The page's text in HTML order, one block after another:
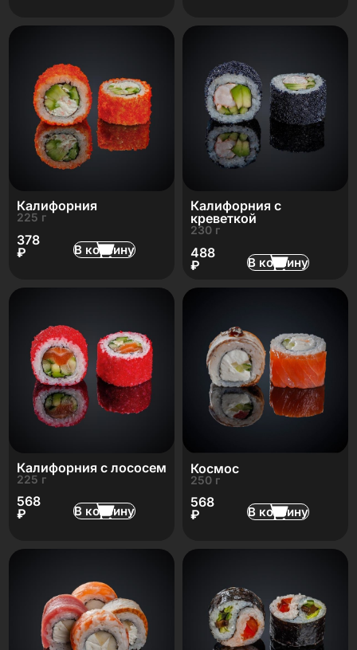
Калифорния
225 г
378
₽
В корзину
Калифорния с
креветкой
230 г
488
₽
В корзину
Калифорния с лососем
225 г
568
₽
В корзину
Космос
250 г
568
₽
В корзину